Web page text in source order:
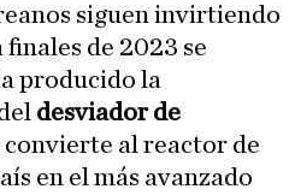
siguen invirtiendo
de 2023 se
producido la
desviador de
convierte al reactor de
en el más avanzado